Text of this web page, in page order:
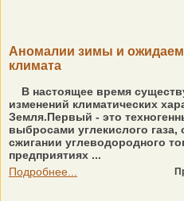
Аномалии зимы и
климата
В настоящее время
изменений климатических
Земля.Первый - это
выбросами углекислого
сжигании углеводородного
предприятиях ...
Подробнее...